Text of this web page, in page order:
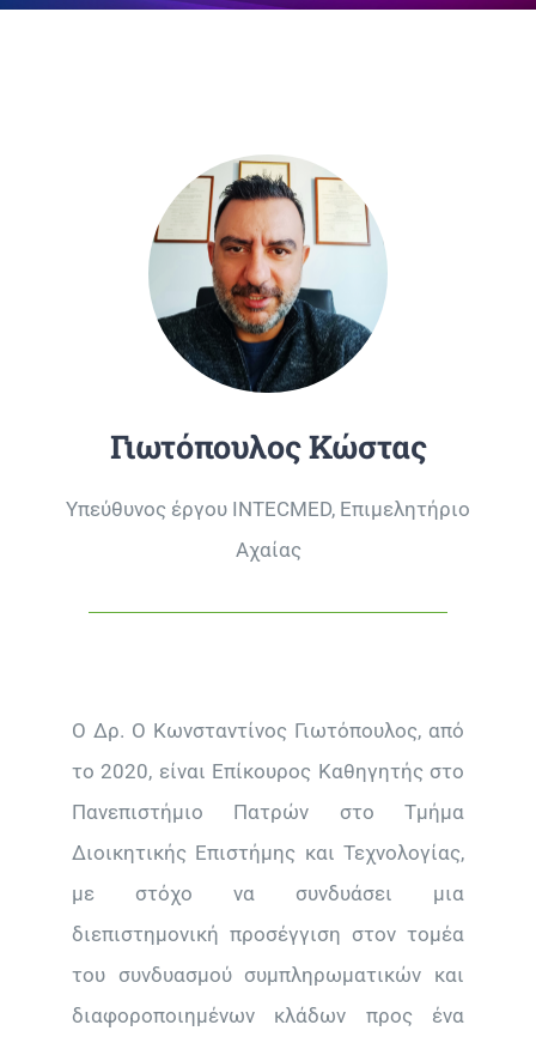
Γιωτόπουλος Κώστας
Υπεύθυνος έργου INTECMED, Επιμελητήριο
Αχαίας
Ο Δρ. Ο Κωνσταντίνος Γιωτόπουλος, από
το 2020, είναι Επίκουρος Καθηγητής στο
Πανεπιστήμιο Πατρών στο Τμήμα
Διοικητικής Επιστήμης και Τεχνολογίας,
με στόχο να συνδυάσει μια
διεπιστημονική προσέγγιση στον τομέα
του συνδυασμού συμπληρωματικών και
διαφοροποιημένων κλάδων προς ένα